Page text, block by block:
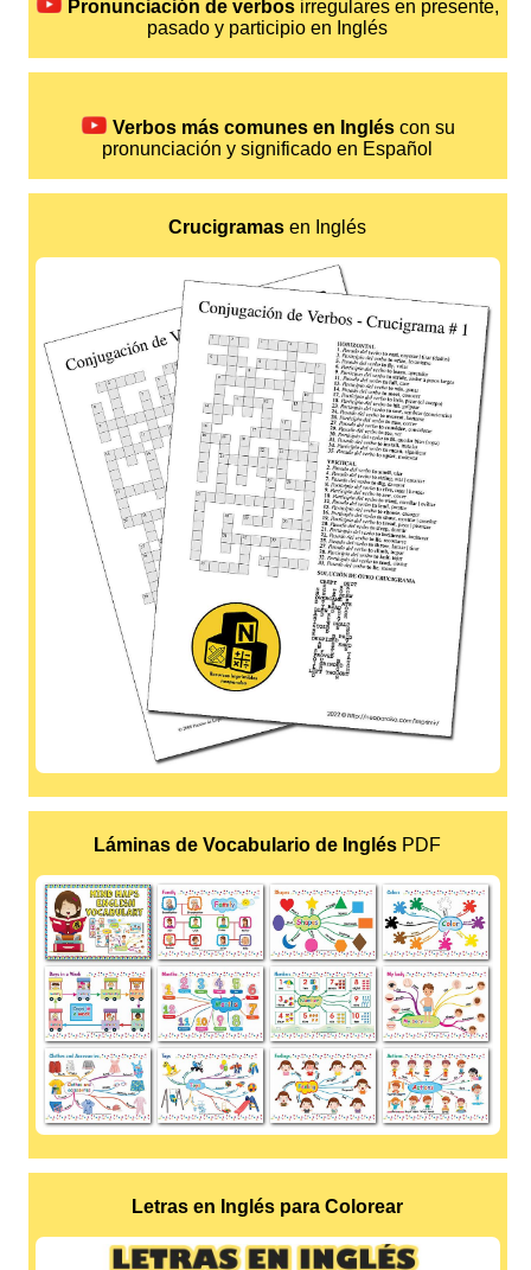
Pronunciación de verbos irregulares en presente,
pasado y participio en Inglés
Verbos más comunes en Ingléscon su
pronunciación y significado en Español
Crucigramas en Inglés
Láminas de Vocabulario de Inglés PDF
Letras en Inglés para Colorear